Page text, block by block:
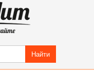
Найти